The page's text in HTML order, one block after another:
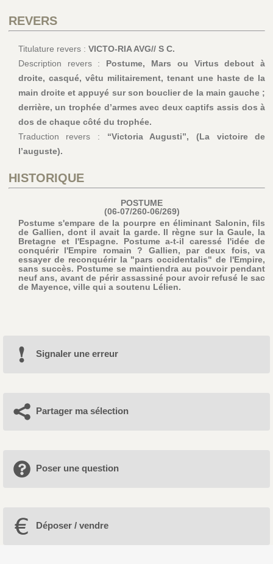
REVERS
Titulature revers : VICTO-RIA AVG// S C.
Description revers : Postume, Mars ou Virtus debout à
droite, casqué, vêtu militairement, tenant une haste de la
main droite et appuyé sur son bouclier de la main gauche ;
derrière, un trophée d’armes avec deux captifs assis dos à
dos de chaque côté du trophée.
Traduction revers : “Victoria Augusti”, (La victoire de
l’auguste).
HISTORIQUE
POSTUME
(06-07/260-06/269)
Postume s'empare de la pourpre en éliminant Salonin, fils
de Gallien, dont il avait la garde. Il règne sur la Gaule, la
Bretagne et l'Espagne. Postume a-t-il caressé l'idée de
conquérir l'Empire romain ? Gallien, par deux fois, va
essayer de reconquérir la "pars occidentalis" de l'Empire,
sans succès. Postume se maintiendra au pouvoir pendant
neuf ans, avant de périr assassiné pour avoir refusé le sac
de Mayence, ville qui a soutenu Lélien.
Signaler une erreur
Partager ma sélection
Poser une question
Déposer / vendre